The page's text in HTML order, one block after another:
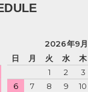
2026年9月
日
月 火 水 木
1
2 3
6
7 8 9 10